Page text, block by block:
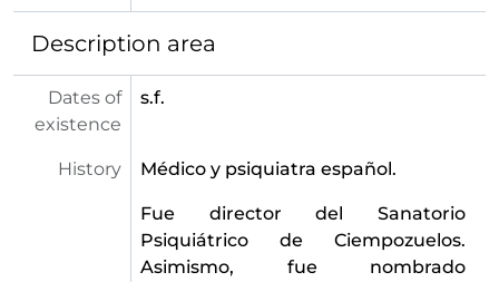
Description area
Dates of
existence
s.f.
History Médico y psiquiatra español.
Fue director del Sanatorio
Psiquiátrico de Ciempozuelos.
Asimismo, fue nombrado